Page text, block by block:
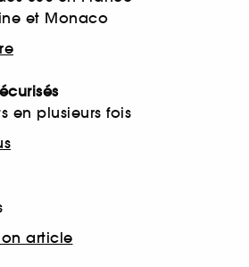
et Monaco
en plusieurs fois
article